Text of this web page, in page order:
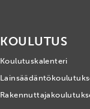
KOULUTUS
Koulutuskalenteri